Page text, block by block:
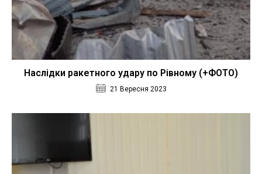
Наслідки ракетного удару по Рівному (+ФОТО)
21 Вересня 2023